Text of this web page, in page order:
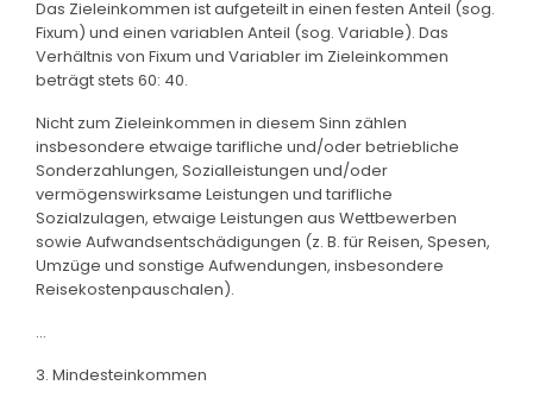
Das Zieleinkommen ist aufgeteilt in einen festen Anteil (sog.
Fixum) und einen variablen Anteil (sog. Variable). Das
Verhältnis von Fixum und Variabler im Zieleinkommen
beträgt stets 60: 40.
Nicht zum Zieleinkommen in diesem Sinn zählen
insbesondere etwaige tarifliche und/oder betriebliche
Sonderzahlungen, Sozialleistungen und/oder
vermögenswirksame Leistungen und tarifliche
Sozialzulagen, etwaige Leistungen aus Wettbewerben
sowie Aufwandsentschädigungen (z. B. für Reisen, Spesen,
Umzüge und sonstige Aufwendungen, insbesondere
Reisekostenpauschalen).
...
3. Mindesteinkommen